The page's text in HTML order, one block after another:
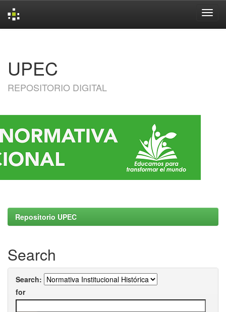
UPEC
REPOSITORIO DIGITAL
Repositorio UPEC
Search
Search:
for